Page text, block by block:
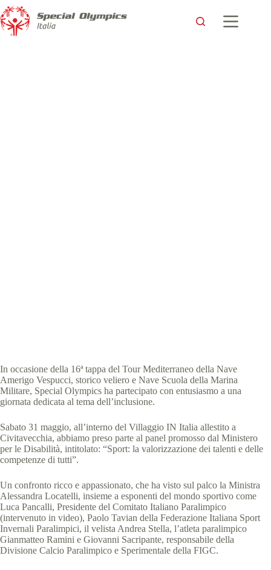
In occasione della 16ª tappa del Tour Mediterraneo della Nave
Amerigo Vespucci, storico veliero e Nave Scuola della Marina
Militare, Special Olympics ha partecipato con entusiasmo a una
giornata dedicata al tema dell’inclusione.
Sabato 31 maggio, all’interno del Villaggio IN Italia allestito a
Civitavecchia, abbiamo preso parte al panel promosso dal Ministero
per le Disabilità, intitolato: “Sport: la valorizzazione dei talenti e delle
competenze di tutti”.
Un confronto ricco e appassionato, che ha visto sul palco la Ministra
Alessandra Locatelli, insieme a esponenti del mondo sportivo come
Luca Pancalli, Presidente del Comitato Italiano Paralimpico
(intervenuto in video), Paolo Tavian della Federazione Italiana Sport
Invernali Paralimpici, il velista Andrea Stella, l’atleta paralimpico
Gianmatteo Ramini e Giovanni Sacripante, responsabile della
Divisione Calcio Paralimpico e Sperimentale della FIGC.